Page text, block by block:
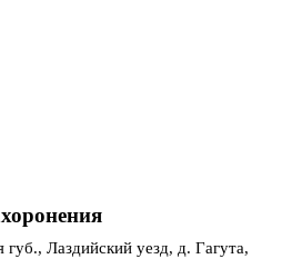
Лаздийский уезд, д. Гагута,